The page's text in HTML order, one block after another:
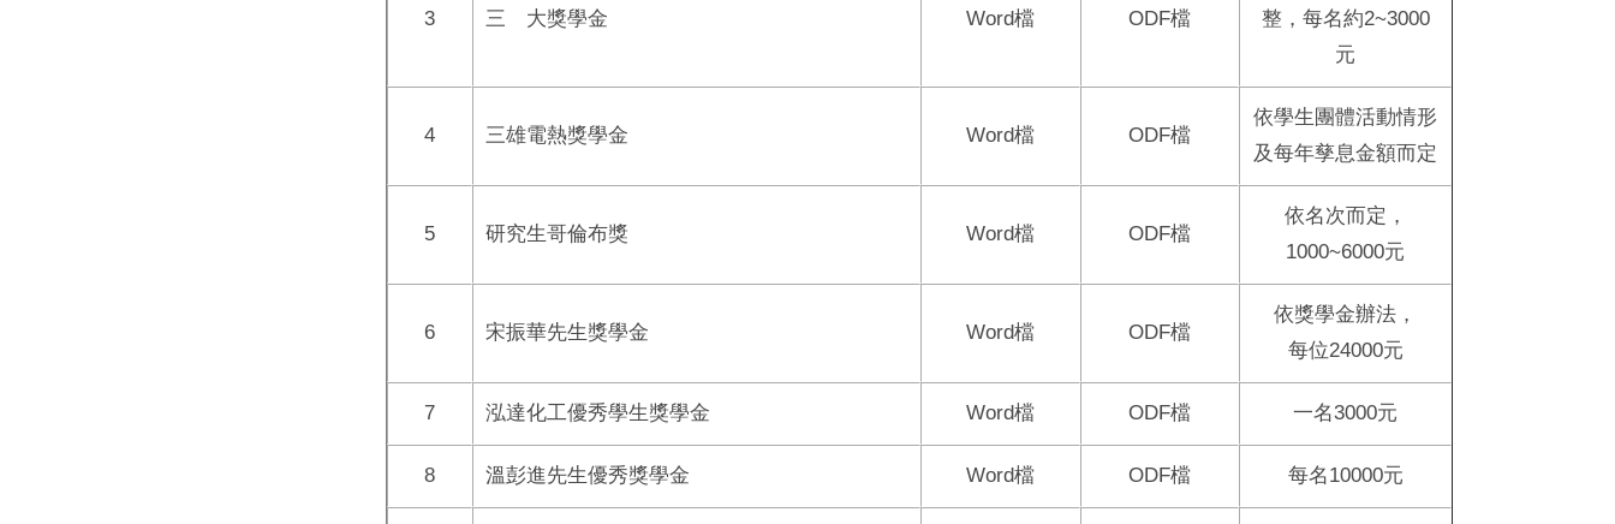
3 三 大獎學金 Word檔 ODF檔
整，每名約2~3000
元
4 三雄電熱獎學金 Word檔 ODF檔
依學生團體活動情形
及每年孳息金額而定
5 研究生哥倫布獎 Word檔 ODF檔
依名次而定，
1000~6000元
6 宋振華先生獎學金 Word檔 ODF檔
依獎學金辦法，
每位24000元
7 泓達化工優秀學生獎學金 Word檔 ODF檔 一名3000元
8 溫彭進先生優秀獎學金 Word檔 ODF檔 每名10000元